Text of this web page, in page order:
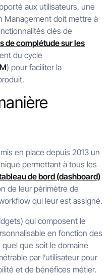
aux utilisateurs, une
Management doit mettre à
clés de
de complétude sur les
du cycle
) pour faciliter la
en place depuis 2013 un
permettant à tous les
de bord (dashboard)
de leur périmètre de
qui leur est assigné.
qui composent le
en fonction des
que soit le domaine
par l’utilisateur pour
et de bénéfices métier.